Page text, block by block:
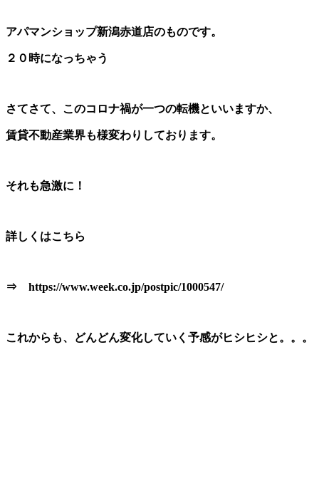
アパマンショップ新潟赤道店のものです。
２０時になっちゃう
さてさて、このコロナ禍が一つの転機といいますか、
賃貸不動産業界も様変わりしております。
それも急激に！
詳しくはこちら
⇒ https://www.week.co.jp/postpic/1000547/
これからも、どんどん変化していく予感がヒシヒシと。。。